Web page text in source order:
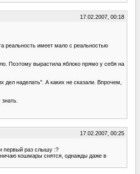
17.02.2007, 00:18
реальность имеет мало с реальностью
Поэтому вырастила яблоко прямо у себя на
наделать". А каких не сказали. Впрочем,
17.02.2007, 00:25
первый раз слышу :?
кошмары снятся, однажды даже в